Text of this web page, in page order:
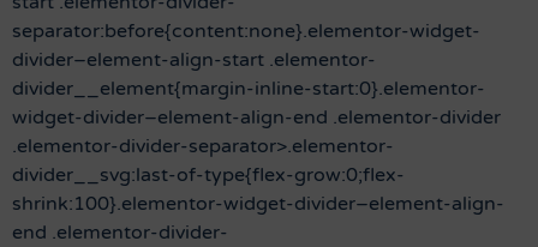
separator:before{content:none}.elementor-widget-
divider–element-align-start .elementor-
divider__element{margin-inline-start:0}.elementor-
widget-divider–element-align-end .elementor-divider
.elementor-divider-separator>.elementor-
divider__svg:last-of-type{flex-grow:0;flex-
shrink:100}.elementor-widget-divider–element-align-
end .elementor-divider-